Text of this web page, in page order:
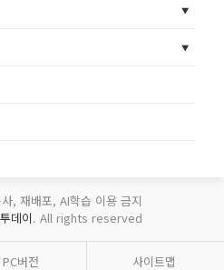
, 재배포, AI학습 이용 금지
데이. All rights reserved
PC버전 사이트맵